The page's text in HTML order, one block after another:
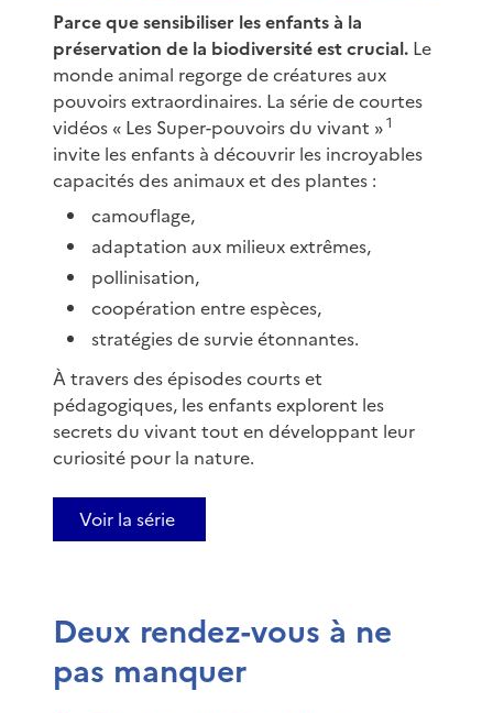
Parce que sensibiliser les enfants à la
préservation de la biodiversité est crucial. Le
monde animal regorge de créatures aux
pouvoirs extraordinaires. La série de courtes
vidéos « Les Super-pouvoirs du vivant »1
invite les enfants à découvrir les incroyables
capacités des animaux et des plantes :
camouflage,
adaptation aux milieux extrêmes,
pollinisation,
coopération entre espèces,
stratégies de survie étonnantes.
À travers des épisodes courts et
pédagogiques, les enfants explorent les
secrets du vivant tout en développant leur
curiosité pour la nature.
Voir la série
Deux rendez-vous à ne
pas manquer